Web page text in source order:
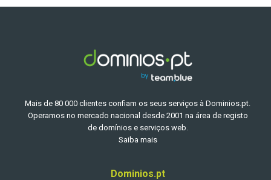
Mais de 80 000 clientes confiam os seus serviços à Dominios.pt.
Operamos no mercado nacional desde 2001 na área de registo
de domínios e serviços web.
Saiba mais
Dominios.pt